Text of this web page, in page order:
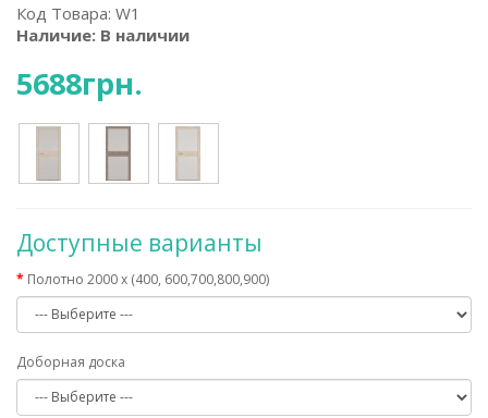
Код Товара: W1
Наличие: В наличии
5688грн.
Доступные варианты
Полотно 2000 х (400, 600,700,800,900)
Доборная доска